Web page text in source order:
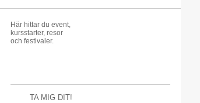
Här hittar du event,
kursstarter, resor
och festivaler.
TA MIG DIT!